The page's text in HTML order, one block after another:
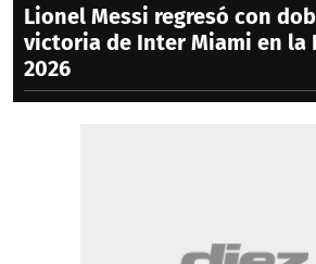
Lionel Messi regresó con
victoria de Inter Miami en la
2026